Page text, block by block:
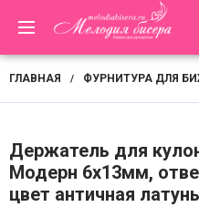
ГЛАВНАЯ / ФУРНИТУРА ДЛЯ
Держатель для
Модерн 6х13мм,
цвет античная